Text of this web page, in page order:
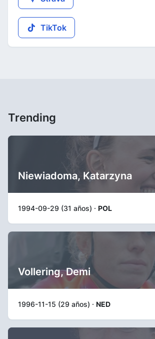
TikTok
Trending
Niewiadoma, Katarzyna
1994-09-29 (31 años) · POL
Vollering, Demi
1996-11-15 (29 años) · NED